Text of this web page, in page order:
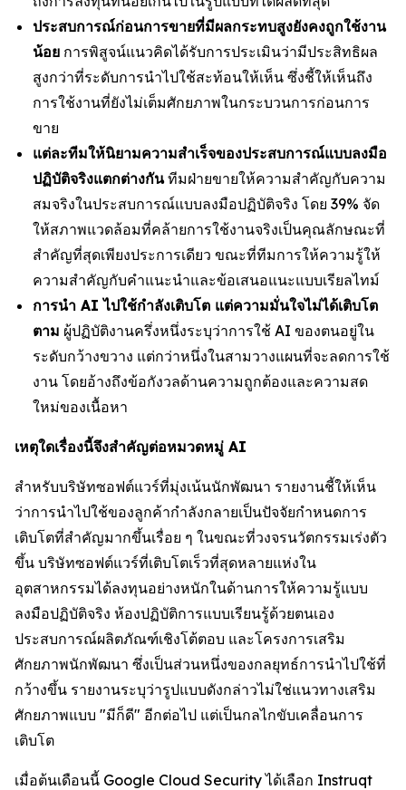
ประสบการณ์ก่อนการขายที่มีผลกระทบสูงยังคงถูกใช้งาน
น้อย การพิสูจน์แนวคิดได้รับการประเมินว่ามีประสิทธิผล
สูงกว่าที่ระดับการนำไปใช้สะท้อนให้เห็น ซึ่งชี้ให้เห็นถึง
การใช้งานที่ยังไม่เต็มศักยภาพในกระบวนการก่อนการ
ขาย
แต่ละทีมให้นิยามความสำเร็จของประสบการณ์แบบลงมือ
ปฏิบัติจริงแตกต่างกันทีมฝ่ายขายให้ความสำคัญกับความ
สมจริงในประสบการณ์แบบลงมือปฏิบัติจริง โดย 39% จัด
ให้สภาพแวดล้อมที่คล้ายการใช้งานจริงเป็นคุณลักษณะที่
สำคัญที่สุดเพียงประการเดียว ขณะที่ทีมการให้ความรู้ให้
ความสำคัญกับคำแนะนำและข้อเสนอแนะแบบเรียลไทม์
การนำ AI ไปใช้กำลังเติบโต แต่ความมั่นใจไม่ได้เติบโต
ตาม ผู้ปฏิบัติงานครึ่งหนึ่งระบุว่าการใช้ AI ของตนอยู่ใน
ระดับกว้างขวาง แต่กว่าหนึ่งในสามวางแผนที่จะลดการใช้
งาน โดยอ้างถึงข้อกังวลด้านความถูกต้องและความสด
ใหม่ของเนื้อหา
เหตุใดเรื่องนี้จึงสำคัญต่อหมวดหมู่ AI
สำหรับบริษัทซอฟต์แวร์ที่มุ่งเน้นนักพัฒนา รายงานชี้ให้เห็น
ว่าการนำไปใช้ของลูกค้ากำลังกลายเป็นปัจจัยกำหนดการ
เติบโตที่สำคัญมากขึ้นเรื่อย ๆ ในขณะที่วงจรนวัตกรรมเร่งตัว
ขึ้น บริษัทซอฟต์แวร์ที่เติบโตเร็วที่สุดหลายแห่งใน
อุตสาหกรรมได้ลงทุนอย่างหนักในด้านการให้ความรู้แบบ
ลงมือปฏิบัติจริง ห้องปฏิบัติการแบบเรียนรู้ด้วยตนเอง
ประสบการณ์ผลิตภัณฑ์เชิงโต้ตอบ และโครงการเสริม
ศักยภาพนักพัฒนา ซึ่งเป็นส่วนหนึ่งของกลยุทธ์การนำไปใช้ที่
กว้างขึ้น รายงานระบุว่ารูปแบบดังกล่าวไม่ใช่แนวทางเสริม
ศักยภาพแบบ "มีก็ดี" อีกต่อไป แต่เป็นกลไกขับเคลื่อนการ
เติบโต
เมื่อต้นเดือนนี้ Google Cloud Security ได้เลือก Instruqt